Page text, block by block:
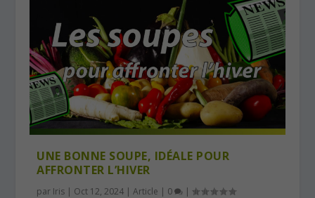
UNE BONNE SOUPE, IDÉALE POUR
AFFRONTER L’HIVER
par Iris | Oct 12, 2024 |Article | 0 |